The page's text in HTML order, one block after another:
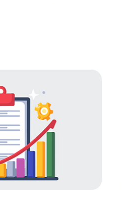
南服务器拥有先进的技术